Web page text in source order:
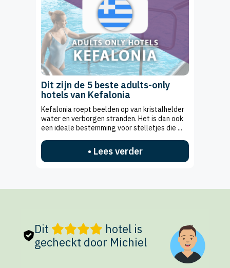
Dit zijn de 5 beste adults-only
hotels van Kefalonia
Kefalonia roept beelden op van kristalhelder
water en verborgen stranden. Het is dan ook
een ideale bestemming voor stelletjes die ...
• Lees verder
Dit
hotel is
gecheckt door Michiel